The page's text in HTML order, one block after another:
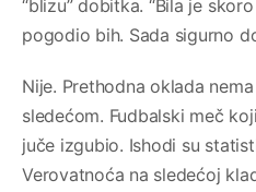
“blizu” dobitka. “Bila je
pogodio bih. Sada sigurno
Nije. Prethodna oklada
sledećom. Fudbalski meč
juče izgubio. Ishodi su
Verovatnoća na sledećoj